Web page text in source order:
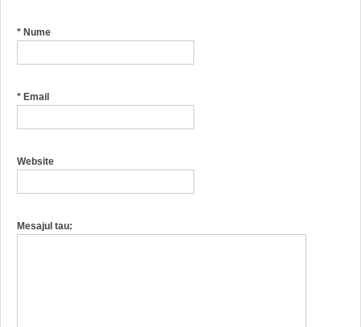
* Nume
* Email
Website
Mesajul tau: